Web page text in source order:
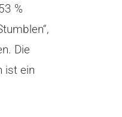
%
Die
ist ein